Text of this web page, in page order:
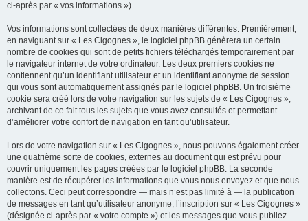
ci-après par « vos informations »).
Vos informations sont collectées de deux manières différentes. Premièrement,
en naviguant sur « Les Cigognes », le logiciel phpBB génèrera un certain
nombre de cookies qui sont de petits fichiers téléchargés temporairement par
le navigateur internet de votre ordinateur. Les deux premiers cookies ne
contiennent qu’un identifiant utilisateur et un identifiant anonyme de session
qui vous sont automatiquement assignés par le logiciel phpBB. Un troisième
cookie sera créé lors de votre navigation sur les sujets de « Les Cigognes »,
archivant de ce fait tous les sujets que vous avez consultés et permettant
d’améliorer votre confort de navigation en tant qu’utilisateur.
Lors de votre navigation sur « Les Cigognes », nous pouvons également créer
une quatrième sorte de cookies, externes au document qui est prévu pour
couvrir uniquement les pages créées par le logiciel phpBB. La seconde
manière est de récupérer les informations que vous nous envoyez et que nous
collectons. Ceci peut correspondre — mais n’est pas limité à — la publication
de messages en tant qu’utilisateur anonyme, l’inscription sur « Les Cigognes »
(désignée ci-après par « votre compte ») et les messages que vous publiez